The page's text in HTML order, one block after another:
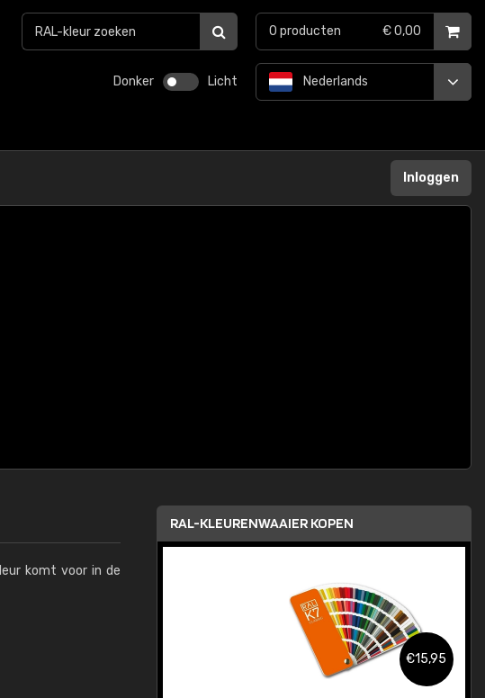
Donker Licht Nederlands
0 producten € 0,00
Inloggen
komt voor in de
RAL-KLEURENWAAIER KOPEN
€15,95